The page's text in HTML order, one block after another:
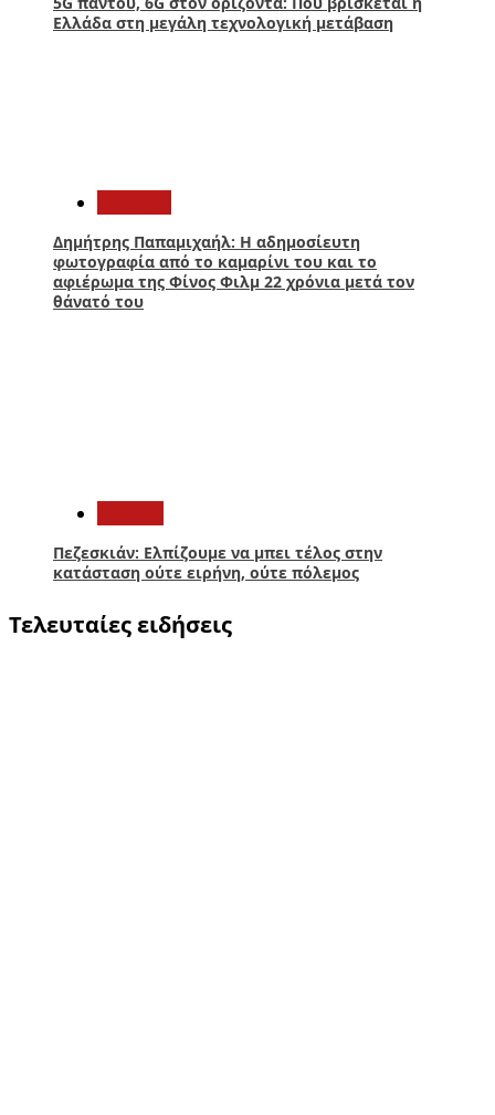
Ελλάδα στη μεγάλη τεχνολογική μετάβαση
Δημήτρης Παπαμιχαήλ: Η αδημοσίευτη
φωτογραφία από το καμαρίνι του και το
αφιέρωμα της Φίνος Φιλμ 22 χρόνια μετά τον
θάνατό του
Πεζεσκιάν: Ελπίζουμε να μπει τέλος στην
κατάσταση ούτε ειρήνη, ούτε πόλεμος
Τελευταίες ειδήσεις